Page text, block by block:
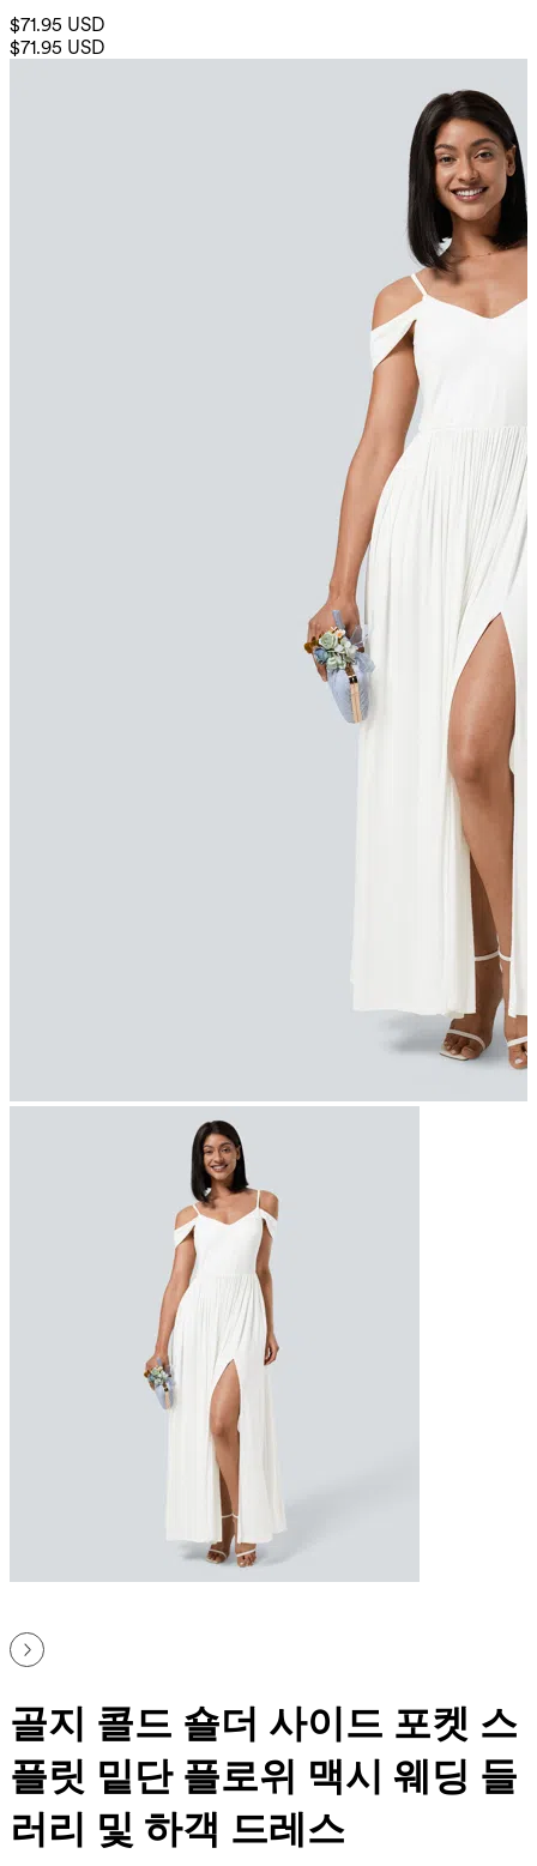
$71.95 USD
$71.95 USD
골지 콜드 숄더 사이드 포켓 스
플릿 밑단 플로위 맥시 웨딩 들
러리 및 하객 드레스